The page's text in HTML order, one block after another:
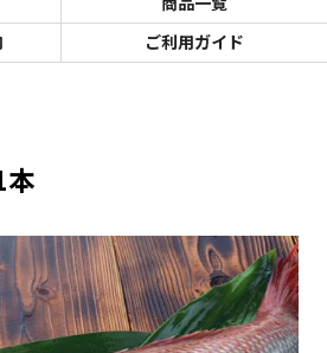
ご利用ガイド
本